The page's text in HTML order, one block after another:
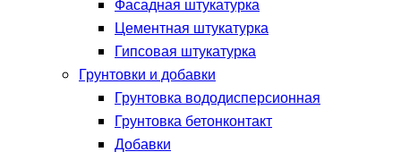
Фасадная штукатурка
Цементная штукатурка
Гипсовая штукатурка
Грунтовки и добавки
Грунтовка вододисперсионная
Грунтовка бетонконтакт
Добавки